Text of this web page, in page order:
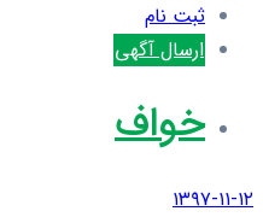
ثبت نام
ارسال آگهی
خواف
۱۳۹۷-۱۱-۱۲